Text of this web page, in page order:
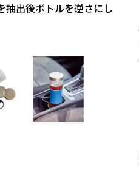
抽出後ボトルを逆さにし